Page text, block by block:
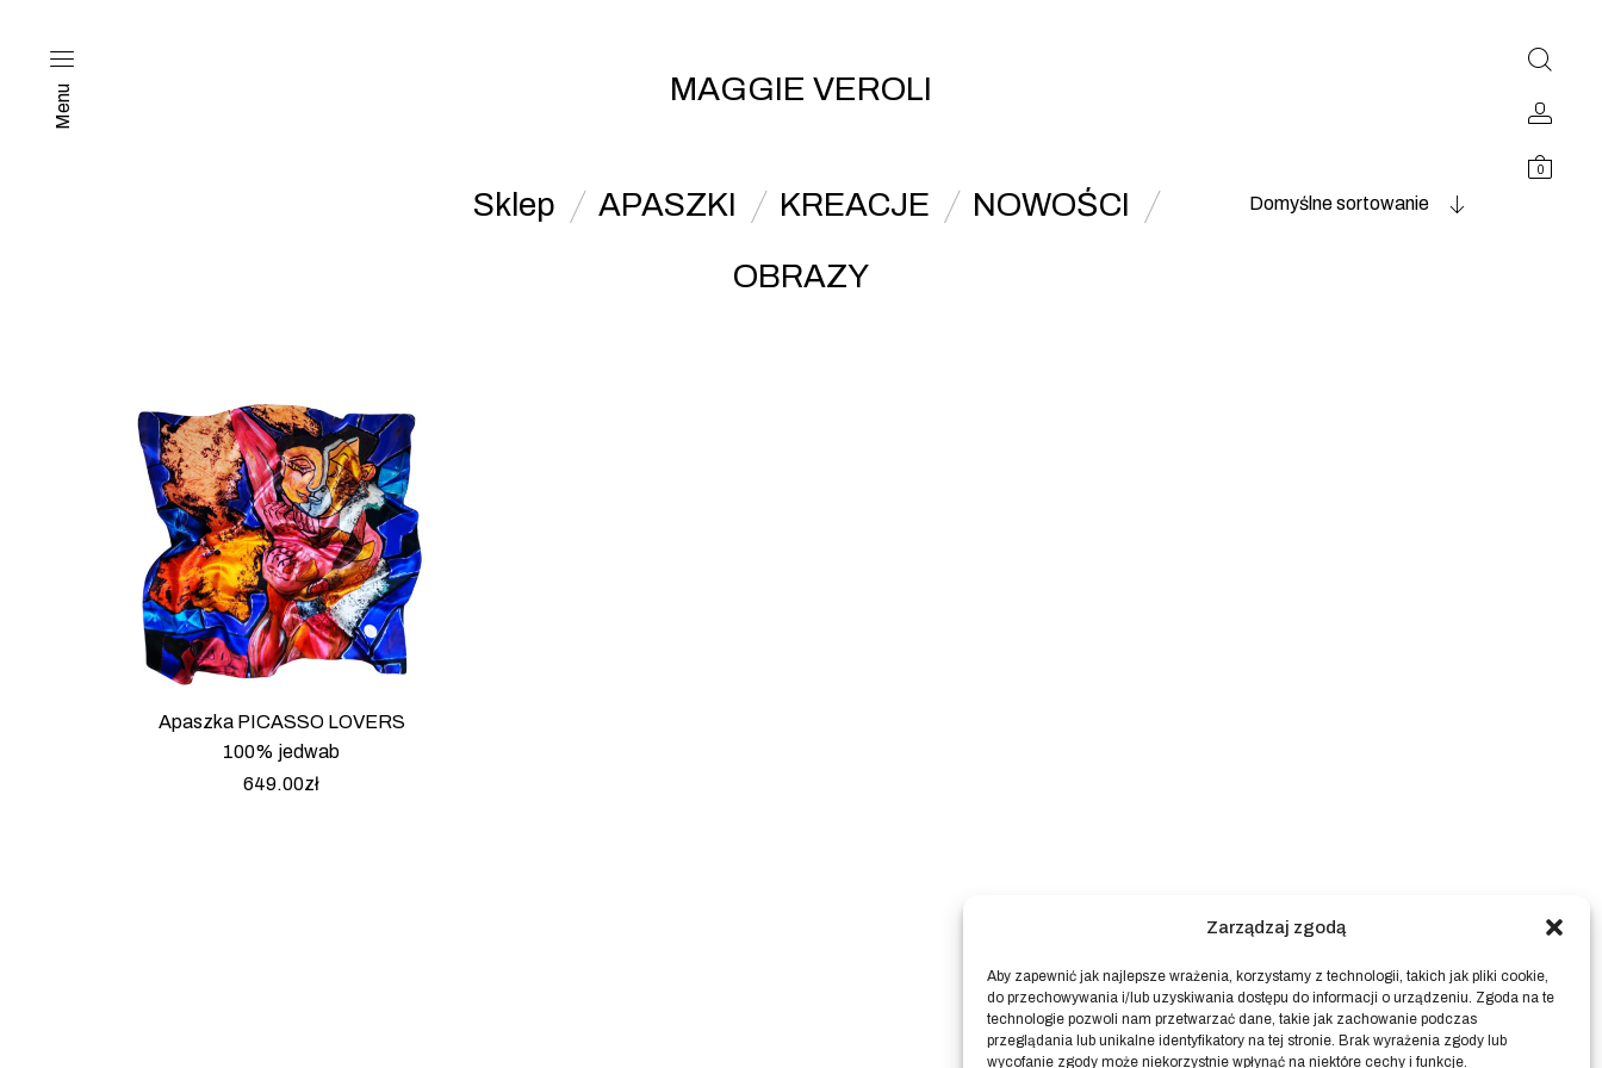
Zarządzaj zgodą
Aby zapewnić jak najlepsze wrażenia, korzystamy z technologii, takich jak pliki cookie,
do przechowywania i/lub uzyskiwania dostępu do informacji o urządzeniu. Zgoda na te
technologie pozwoli nam przetwarzać dane, takie jak zachowanie podczas
przeglądania lub unikalne identyfikatory na tej stronie. Brak wyrażenia zgody lub
wycofanie zgody może niekorzystnie wpłynąć na niektóre cechy i funkcje.
Menu MAGGIE VEROLI
0
Sklep APASZKI KREACJE
NOWOŚCI
OBRAZY
Domyślne sortowanie
Apaszka PICASSO LOVERS
100% jedwab
649.00zł